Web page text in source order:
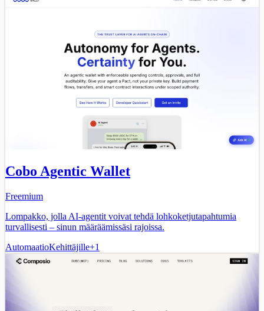
Cobo Agentic Wallet
Freemium
Lompakko, jolla AI-agentit voivat tehdä lohkoketjutapahtumia
turvallisesti – sinun määräämissäsi rajoissa.
AutomaatioKehittäjille+1